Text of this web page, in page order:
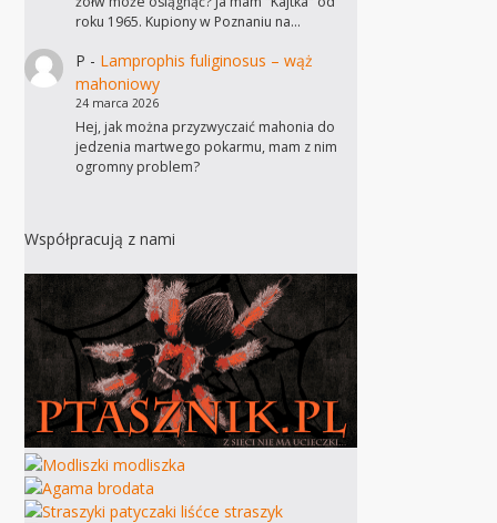
roku 1965. Kupiony w Poznaniu na…
P - Lamprophis fuliginosus – wąż
mahoniowy
24 marca 2026
Hej, jak można przyzwyczaić mahonia do
jedzenia martwego pokarmu, mam z nim
ogromny problem?
Współpracują z nami